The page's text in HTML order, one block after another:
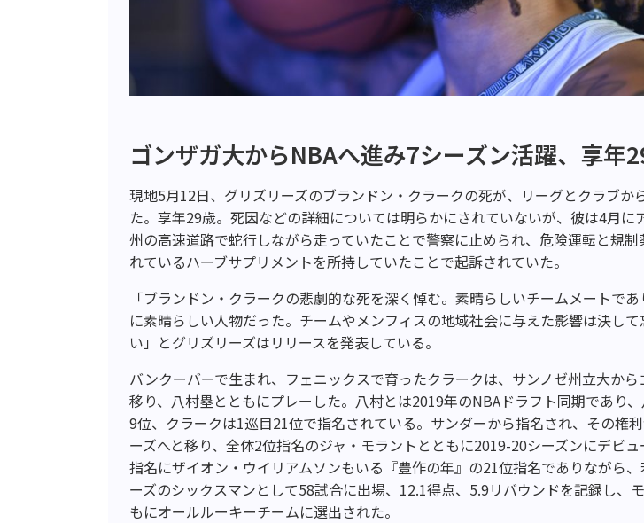
ゴンザガ大からNBAへ進み7シーズン活躍、享年
現地5月12日、グリズリーズのブランドン・クラークの死が、リーグとクラブか
た。享年29歳。死因などの詳細については明らかにされていないが、彼は4月に
州の高速道路で蛇行しながら走っていたことで警察に止められ、危険運転と規制
れているハーブサプリメントを所持していたことで起訴されていた。
「ブランドン・クラークの悲劇的な死を深く悼む。素晴らしいチームメートで
に素晴らしい人物だった。チームやメンフィスの地域社会に与えた影響は決し
い」とグリズリーズはリリースを発表している。
バンクーバーで生まれ、フェニックスで育ったクラークは、サンノゼ州立大から
移り、八村塁とともにプレーした。八村とは2019年のNBAドラフト同期であり
9位、クラークは1巡目21位で指名されている。サンダーから指名され、その権
ーズへと移り、全体2位指名のジャ・モラントとともに2019-20シーズンにデビ
指名にザイオン・ウイリアムソンもいる『豊作の年』の21位指名でありながら、
ーズのシックスマンとして58試合に出場、12.1得点、5.9リバウンドを記録し、
もにオールルーキーチームに選出された。